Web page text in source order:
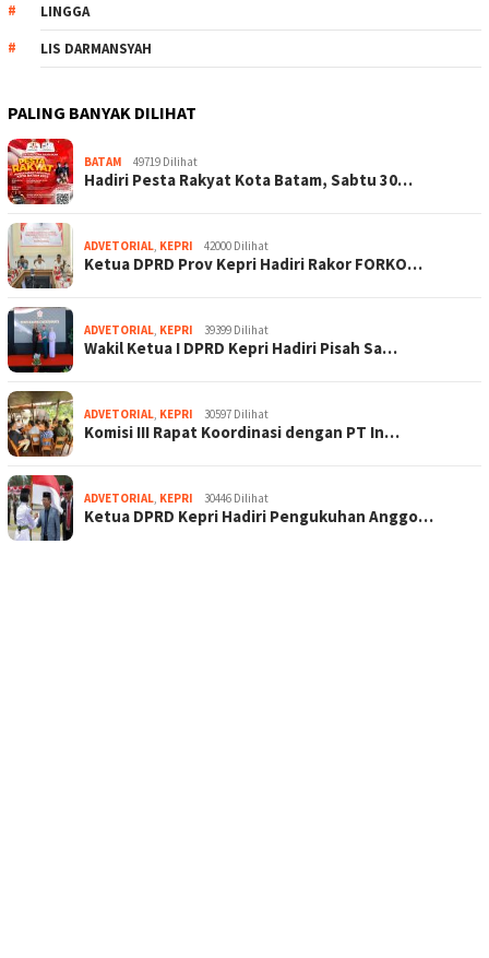
LINGGA
LIS DARMANSYAH
PALING BANYAK DILIHAT
BATAM 49719 Dilihat
Hadiri Pesta Rakyat Kota Batam, Sabtu 30…
ADVETORIAL, KEPRI 42000 Dilihat
Ketua DPRD Prov Kepri Hadiri Rakor FORKO…
ADVETORIAL, KEPRI 39399 Dilihat
Wakil Ketua I DPRD Kepri Hadiri Pisah Sa…
ADVETORIAL, KEPRI 30597 Dilihat
Komisi III Rapat Koordinasi dengan PT In…
ADVETORIAL, KEPRI 30446 Dilihat
Ketua DPRD Kepri Hadiri Pengukuhan Anggo…